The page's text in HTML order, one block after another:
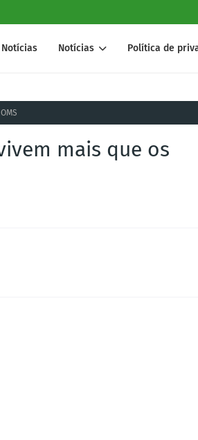
Notícias Política de
mais que os